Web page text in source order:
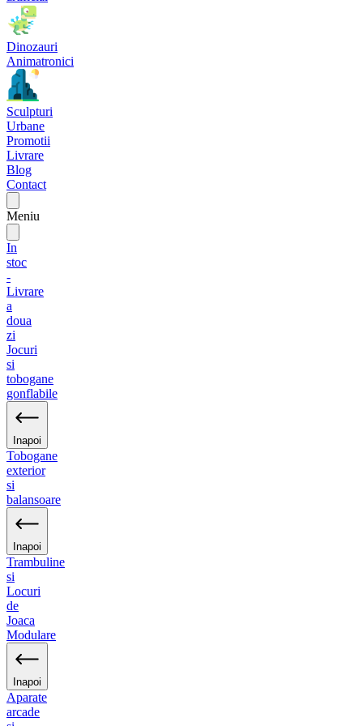
Dinozauri
Animatronici
Sculpturi
Urbane
Promotii
Livrare
Blog
Contact
Meniu
In
stoc
-
Livrare
a
doua
zi
Jocuri
si
tobogane
gonflabile
Inapoi
Tobogane
exterior
si
balansoare
Inapoi
Trambuline
si
Locuri
de
Joaca
Modulare
Inapoi
Aparate
arcade